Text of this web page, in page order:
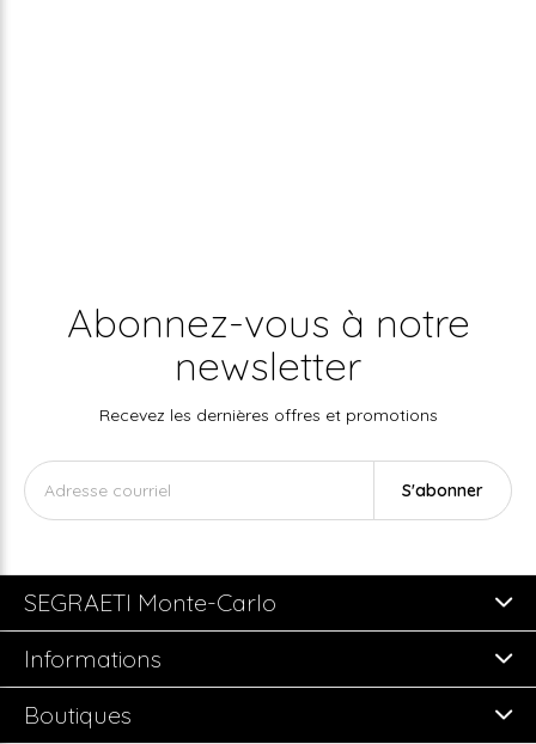
Abonnez-vous à notre
newsletter
Recevez les dernières offres et promotions
S'abonner
SEGRAETI Monte-Carlo
Informations
Boutiques